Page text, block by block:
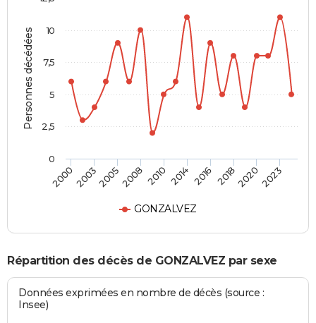
Personnes décédées
GONZALVEZ
2000200320052008 2010 2014 2016 201820202023
0
2,5
5
7,5
10
Répartition des décès de GONZALVEZ par sexe
Données exprimées en nombre de décès (source :
Insee)